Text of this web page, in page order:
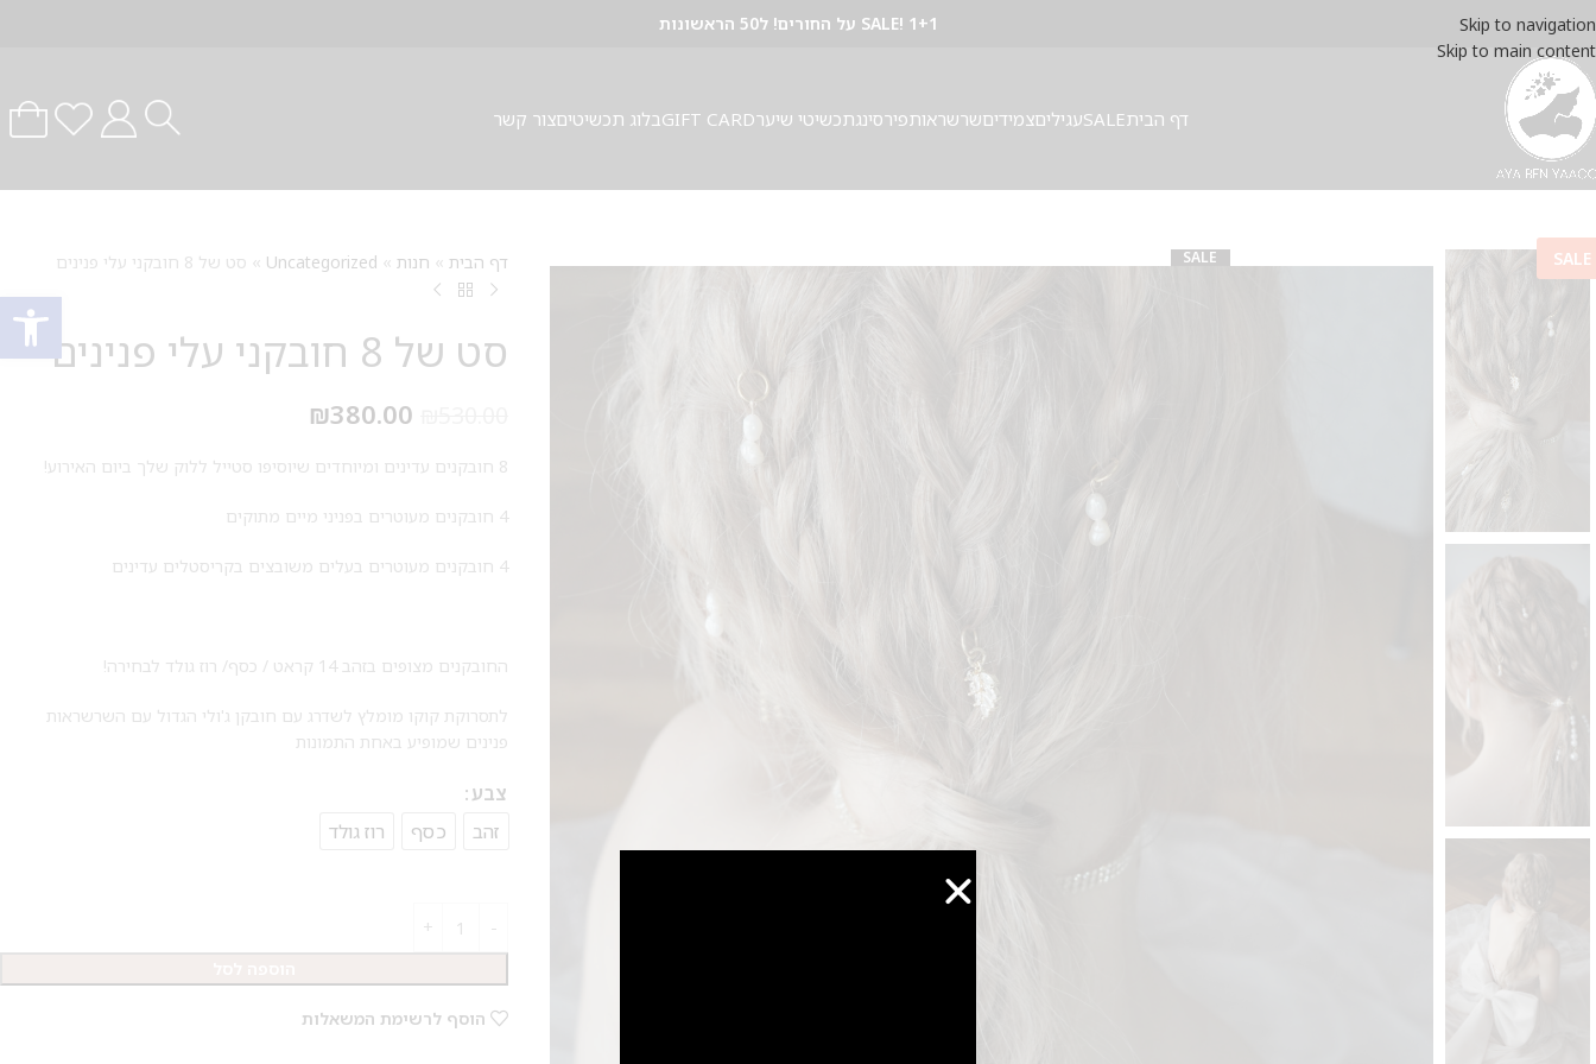
פתח
Skip to navigation
Skip to main content
SALE! 1+1 על החורים! ל50 הראשונות
דף הביתSALEעגיליםצמידיםשרשראותפירסינגתכשיטי שיערGIFT CARDבלוג תכשיטיםצור קשר
SALE SALE דף הבית » חנות »
Uncategorized
» סט של 8 חובקני עלי פנינים
סט של 8 חובקני עלי פנינים
₪380.00
8 חובקנים עדינים ומיוחדים שיוסיפו סטייל ללוק שלך ביום האירוע!
4 חובקנים מעוטרים בפניני מיים מתוקים
4 חובקנים מעוטרים בעלים משובצים בקריסטלים עדינים
החובקנים מצופים בזהב 14 קראט / כסף/ רוז גולד לבחירה!
לתסרוקת קוקו מומלץ לשדרג עם חובקן ג'ולי הגדול עם השרשראות
פנינים שמופיע באחת התמונות
צבע
זהב
כסף רוז גולד
הוסף לרשימת המשאלות